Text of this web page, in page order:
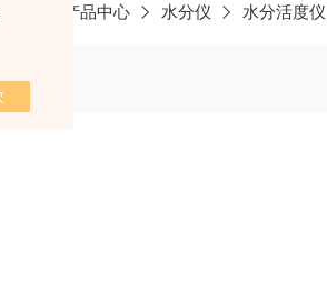
产品中心 水分仪 水分活度仪